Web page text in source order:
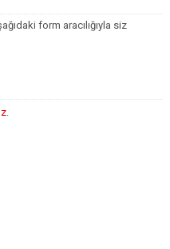
form aracılığıyla siz